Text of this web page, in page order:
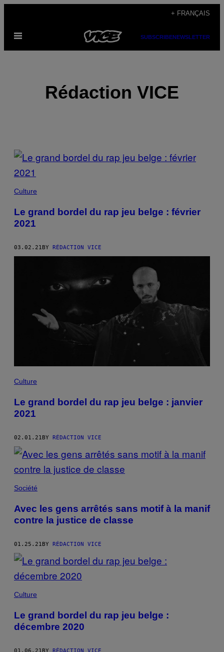
content
+ FRANÇAIS
Open
SUBSCRIBENEWSLETTER
Rédaction VICE
POSTS
BY
THIS
AUTHOR
Culture
Le grand bordel du rap jeu belge : février
2021
03.02.21BY RÉDACTION VICE
Culture
Le grand bordel du rap jeu belge : janvier
2021
02.01.21 BY RÉDACTION VICE
Société
Avec les gens arrêtés sans motif à la manif
contre la justice de classe
01.25.21 BY RÉDACTION VICE
Culture
Le grand bordel du rap jeu belge :
décembre 2020